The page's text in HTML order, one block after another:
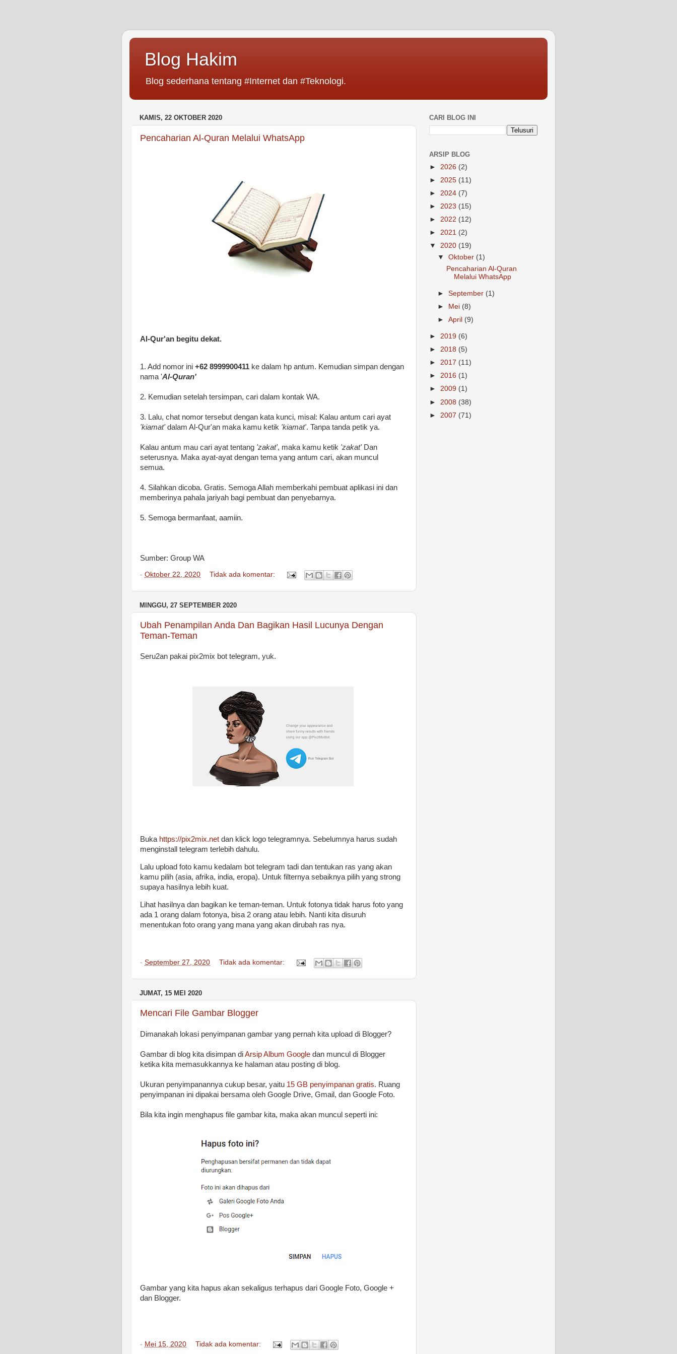
Blog Hakim
Blog sederhana tentang #Internet dan #Teknologi.
KAMIS, 22 OKTOBER 2020
Pencaharian Al-Quran Melalui WhatsApp
Al-Qur'an begitu dekat.
1. Add nomor ini +62 8999900411 ke dalam hp antum. Kemudian simpan dengan
nama 'Al-Quran'
2. Kemudian setelah tersimpan, cari dalam kontak WA.
3. Lalu, chat nomor tersebut dengan kata kunci, misal: Kalau antum cari ayat
'kiamat'dalam Al-Qur'an maka kamu ketik 'kiamat'. Tanpa tanda petik ya.
Kalau antum mau cari ayat tentang 'zakat', maka kamu ketik 'zakat'Dan
seterusnya. Maka ayat-ayat dengan tema yang antum cari, akan muncul
semua.
4. Silahkan dicoba. Gratis. Semoga Allah memberkahi pembuat aplikasi ini dan
memberinya pahala jariyah bagi pembuat dan penyebarnya.
5. Semoga bermanfaat, aamiin.
Sumber: Group WA
- Oktober 22, 2020 Tidak ada komentar:
MINGGU, 27 SEPTEMBER 2020
Ubah Penampilan Anda Dan Bagikan Hasil Lucunya Dengan
Teman-Teman
Seru2an pakai pix2mix bot telegram, yuk.
Buka https://pix2mix.net dan klick logo telegramnya. Sebelumnya harus sudah
menginstall telegram terlebih dahulu.
Lalu upload foto kamu kedalam bot telegram tadi dan tentukan ras yang akan
kamu pilih (asia, afrika, india, eropa). Untuk filternya sebaiknya pilih yang strong
supaya hasilnya lebih kuat.
Lihat hasilnya dan bagikan ke teman-teman. Untuk fotonya tidak harus foto yang
ada 1 orang dalam fotonya, bisa 2 orang atau lebih. Nanti kita disuruh
menentukan foto orang yang mana yang akan dirubah ras nya.
- September 27, 2020 Tidak ada komentar:
JUMAT, 15 MEI 2020
Mencari File Gambar Blogger
Dimanakah lokasi penyimpanan gambar yang pernah kita upload di Blogger?
Gambar di blog kita disimpan diArsip Album Google dan muncul di Blogger
ketika kita memasukkannya ke halaman atau posting di blog.
Ukuran penyimpanannya cukup besar, yaitu 15 GB penyimpanan gratis. Ruang
penyimpanan ini dipakai bersama oleh Google Drive, Gmail, dan Google Foto.
Bila kita ingin menghapus file gambar kita, maka akan muncul seperti ini:
Gambar yang kita hapus akan sekaligus terhapus dari Google Foto, Google +
dan Blogger.
- Mei 15, 2020 Tidak ada komentar:
CARI BLOG INI
ARSIP BLOG
► 2026 (2)
► 2025 (11)
► 2024 (7)
► 2023 (15)
► 2022 (12)
► 2021 (2)
▼ 2020 (19)
▼Oktober (1)
Pencaharian Al-Quran
Melalui WhatsApp
►September (1)
►
Mei (8)
►April (9)
► 2019 (6)
► 2018 (5)
► 2017 (11)
► 2016 (1)
► 2009 (1)
► 2008 (38)
► 2007 (71)